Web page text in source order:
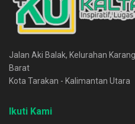
Jalan Aki Balak, Kelurahan
Barat
Kota Tarakan - Kalimantan Utara
Ikuti Kami